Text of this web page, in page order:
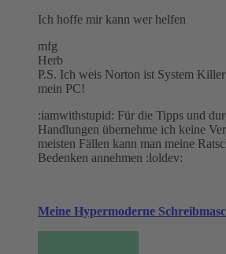
Ich hoffe mir kann wer helfen
mfg
Herb
P.S. Ich weis Norton ist System
mein PC!
:iamwithstupid: Für die Tipps und
Handlungen übernehme ich keine
meisten Fällen kann man meine
Bedenken annehmen :loldev:
Meine Hypermoderne